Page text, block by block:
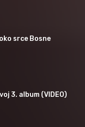
srce Bosne
3. album (VIDEO)